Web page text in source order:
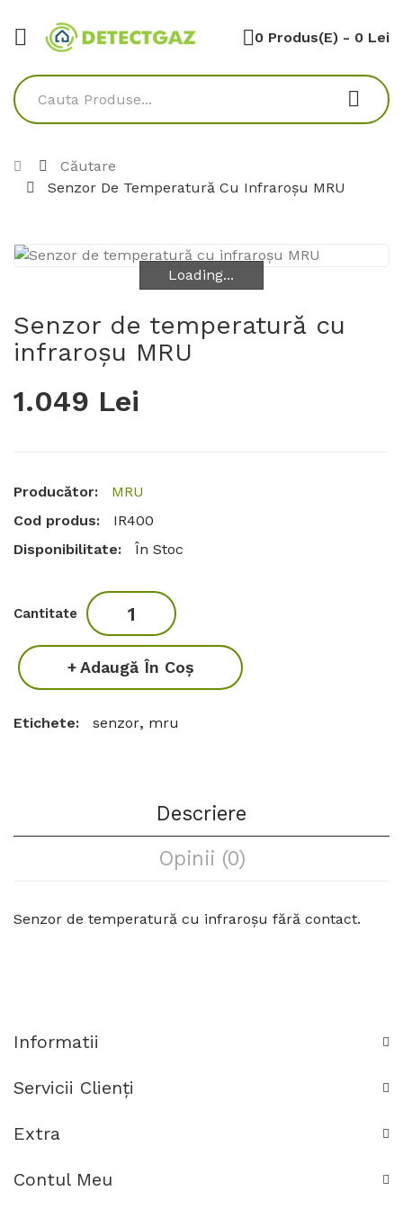
0 Produs(e) - 0 Lei
Căutare
Senzor De Temperatură Cu Infraroșu MRU
Loading...
Loading...
Senzor de temperatură cu
infraroșu MRU
1.049 Lei
Producător:
MRU
Cod produs:
IR400
Disponibilitate:
În Stoc
Cantitate
Adaugă În Coş
Etichete: senzor, mru
Descriere
Opinii (0)
Senzor de temperatură cu infraroșu fără contact.
Informatii
Servicii Clienţi
Extra
Contul Meu